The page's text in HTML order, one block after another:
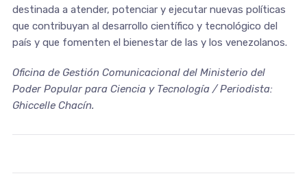
destinada a atender, potenciar y ejecutar nuevas políticas
que contribuyan al desarrollo científico y tecnológico del
país y que fomenten el bienestar de las y los venezolanos.
Oficina de Gestión Comunicacional del Ministerio del
Poder Popular para Ciencia y Tecnología / Periodista:
Ghiccelle Chacín.